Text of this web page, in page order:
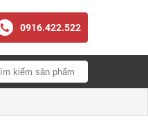
0916.422.522